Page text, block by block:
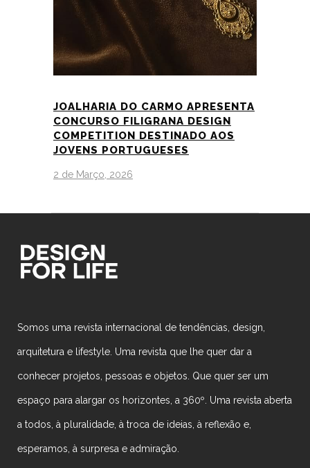
JOALHARIA DO CARMO APRESENTA
CONCURSO FILIGRANA DESIGN
COMPETITION DESTINADO AOS
JOVENS PORTUGUESES
2 de Março, 2026
Somos uma revista internacional de tendências, design,
arquitetura e lifestyle. Uma revista que lhe quer dar a
conhecer projetos, pessoas e objetos. Que quer ser um
espaço para alargar os horizontes, a 360º. Uma revista aberta
a todos, à pluralidade, à troca de ideias, à reflexão e,
esperamos, à surpresa e admiração.